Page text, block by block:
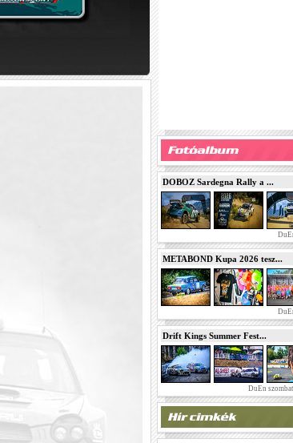
DOBOZ Sardegna Rally a ...
METABOND Kupa 2026 tesz...
Drift Kings Summer Fest...
DuEn